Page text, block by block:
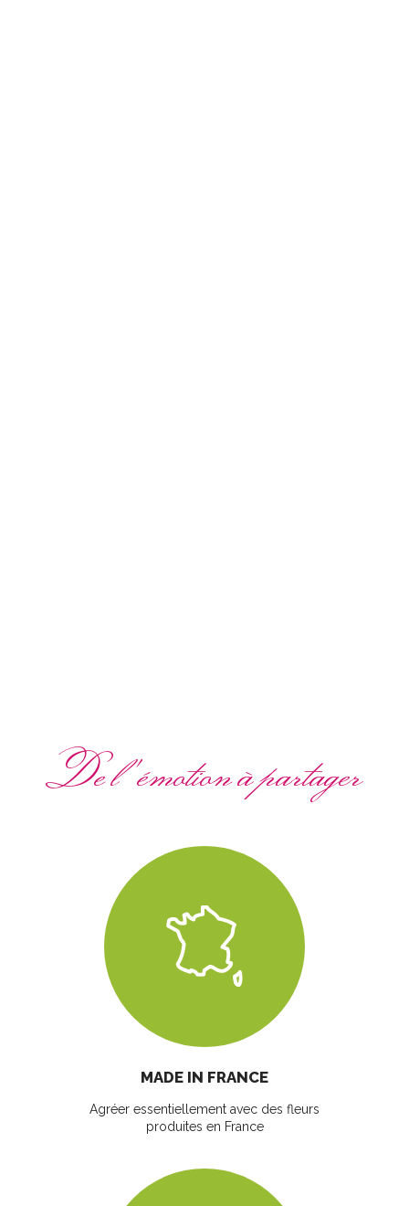
De l'émotion à partager
MADE IN FRANCE
Agréer essentiellement avec des fleurs
produites en France